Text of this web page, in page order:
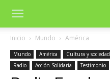
Inicio Mundo América
Mundo América Cultura y sociedad
Radio
Acción Solidaria Testimonio